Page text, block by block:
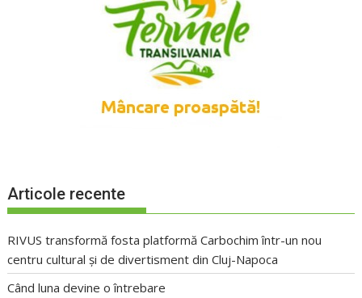
Articole recente
RIVUS transformă fosta platformă Carbochim într-un nou
centru cultural și de divertisment din Cluj-Napoca
Când luna devine o întrebare